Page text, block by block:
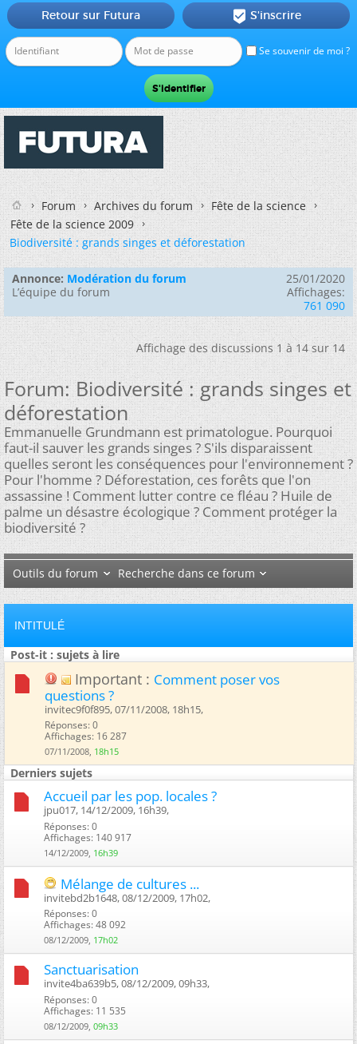
Se souvenir de moi ?
Retour sur Futura  S'inscrire
Forum Archives du forum
Fête de la science
Fête de la science 2009
Biodiversité : grands singes et déforestation
Annonce: Modération du forum
L’équipe du forum
25/01/2020
Affichages:
761 090
Affichage des discussions 1 à 14 sur 14
Forum:Biodiversité : grands singes et
déforestation
Emmanuelle Grundmann est primatologue. Pourquoi
faut-il sauver les grands singes ? S'ils disparaissent
quelles seront les conséquences pour l'environnement ?
Pour l'homme ? Déforestation, ces forêts que l'on
assassine ! Comment lutter contre ce fléau ? Huile de
palme un désastre écologique ? Comment protéger la
biodiversité ?
Outils du forum Recherche dans ce forum
INTITULÉ
Post-it : sujets à lire
Important : Comment poser vos
questions ?
invitec9f0f895, 07/11/2008, 18h15, ‎
Réponses: 0
Affichages: 16 287
07/11/2008, 18h15
Derniers sujets
Accueil par les pop. locales ?
jpu017, 14/12/2009, 16h39, ‎
Réponses: 0
Affichages: 140 917
14/12/2009, 16h39
Mélange de cultures ...
invitebd2b1648, 08/12/2009, 17h02, ‎
Réponses: 0
Affichages: 48 092
08/12/2009, 17h02
Sanctuarisation
invite4ba639b5, 08/12/2009, 09h33, ‎
Réponses: 0
Affichages: 11 535
08/12/2009, 09h33